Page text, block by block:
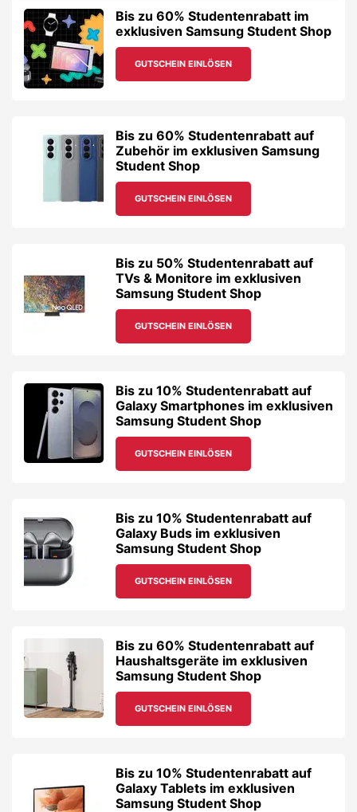
Bis zu 60% Studentenrabatt im
exklusiven Samsung Student Shop
GUTSCHEIN EINLÖSEN
Bis zu 60% Studentenrabatt auf
Zubehör im exklusiven Samsung
Student Shop
GUTSCHEIN EINLÖSEN
Bis zu 50% Studentenrabatt auf
TVs & Monitore im exklusiven
Samsung Student Shop
GUTSCHEIN EINLÖSEN
Bis zu 10% Studentenrabatt auf
Galaxy Smartphones im exklusiven
Samsung Student Shop
GUTSCHEIN EINLÖSEN
Bis zu 10% Studentenrabatt auf
Galaxy Buds im exklusiven
Samsung Student Shop
GUTSCHEIN EINLÖSEN
Bis zu 60% Studentenrabatt auf
Haushaltsgeräte im exklusiven
Samsung Student Shop
GUTSCHEIN EINLÖSEN
Bis zu 10% Studentenrabatt auf
Galaxy Tablets im exklusiven
Samsung Student Shop